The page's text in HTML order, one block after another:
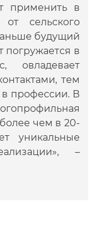
применить в
сельского
будущий
погружается в
овладевает
тем
профессии. В
чем в 20-
уникальные
–